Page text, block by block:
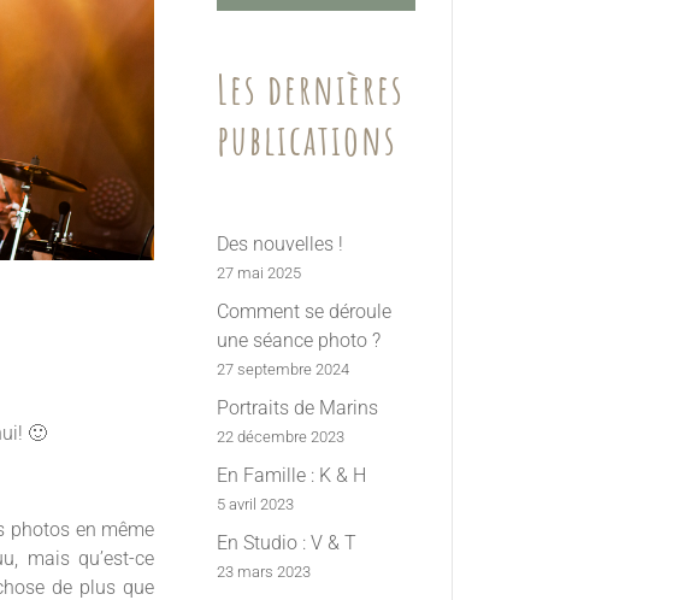
🙂
photos en même
mais qu’est-ce
de plus que
Les dernières
publications
Des nouvelles !
27 mai 2025
Comment se déroule
une séance photo ?
27 septembre 2024
Portraits de Marins
22 décembre 2023
En Famille : K & H
5 avril 2023
En Studio : V & T
23 mars 2023